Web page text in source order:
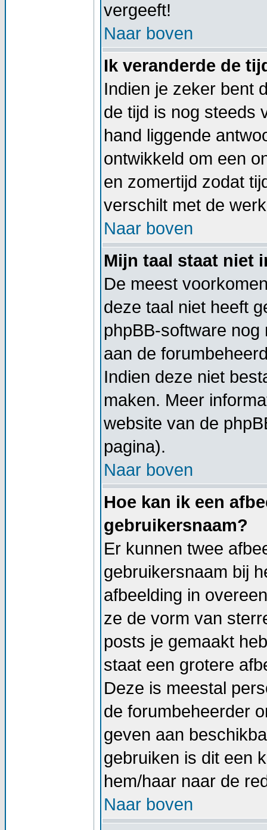
vergeeft!
Naar boven
Ik veranderde de
Indien je zeker bent
de tijd is nog steeds
hand liggende
ontwikkeld om een
en zomertijd zodat
verschilt met de
Naar boven
Mijn taal staat niet
De meest
deze taal niet heeft
phpBB-software
aan de
Indien deze niet
maken. Meer
website van de
pagina).
Naar boven
Hoe kan ik een
gebruikersnaam?
Er kunnen twee
gebruikersnaam bij
afbeelding in
ze de vorm van
posts je gemaakt
staat een grotere
Deze is meestal
de forumbeheerder
geven aan
gebruiken is dit een
hem/haar naar de
Naar boven